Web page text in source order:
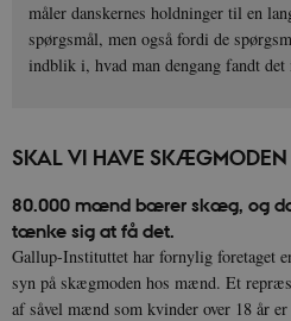
måler danskernes holdninger til en
spørgsmål, men også fordi de
indblik i, hvad man dengang fandt det
SKAL VI HAVE SKÆGMODEN
80.000 mænd bærer skæg, og
tænke sig at få det.
Gallup-Instituttet har fornylig foretaget
syn på skægmoden hos mænd. Et
af såvel mænd som kvinder over 18 år